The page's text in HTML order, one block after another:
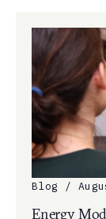
Blog /
Energy